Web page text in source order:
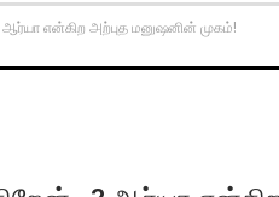
ஆர்யா என்கிற அற்புத மனுஷனின் முகம்!